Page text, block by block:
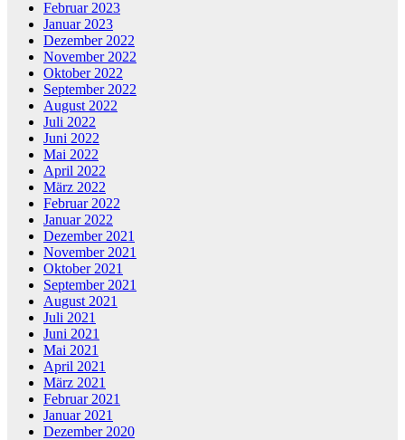
Februar 2023
Januar 2023
Dezember 2022
November 2022
Oktober 2022
September 2022
August 2022
Juli 2022
Juni 2022
Mai 2022
April 2022
März 2022
Februar 2022
Januar 2022
Dezember 2021
November 2021
Oktober 2021
September 2021
August 2021
Juli 2021
Juni 2021
Mai 2021
April 2021
März 2021
Februar 2021
Januar 2021
Dezember 2020